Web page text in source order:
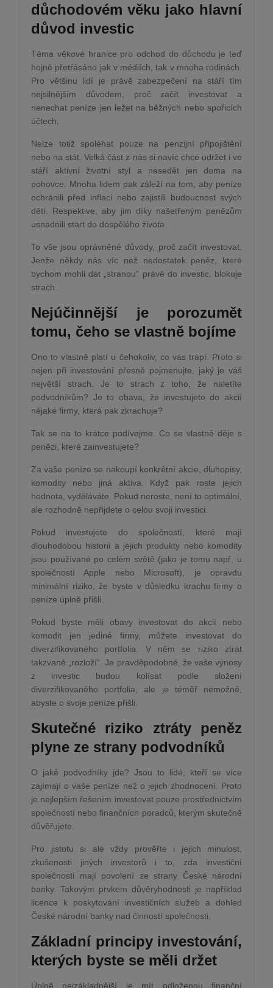
důchodovém věku jako hlavní
důvod investic
Téma věkové hranice pro odchod do důchodu je teď
hojně přetřásáno jak v médiích, tak v mnoha rodinách.
Pro většinu lidí je právě zabezpečení na stáří tím
nejsilnějším důvodem, proč začít investovat a
nenechat peníze jen ležet na běžných nebo spořicích
účtech.
Nelze totiž spoléhat pouze na penzijní připojištění
nebo na stát. Velká část z nás si navíc chce udržet i ve
stáří aktivní životní styl a nesedět jen doma na
pohovce. Mnoha lidem pak záleží na tom, aby peníze
ochránili před inflací nebo zajistili budoucnost svých
dětí. Respektive, aby jim díky našetřeným penězům
usnadnili start do dospělého života.
To vše jsou oprávněné důvody, proč začít investovat.
Jenže někdy nás víc než nedostatek peněz, které
bychom mohli dát „stranou“ právě do investic, blokuje
strach.
Nejúčinnější je porozumět
tomu, čeho se vlastně bojíme
Ono to vlastně platí u čehokoliv, co vás trápí. Proto si
nejen při investování přesně pojmenujte, jaký je váš
největší strach. Je to strach z toho, že naletíte
podvodníkům? Je to obava, že investujete do akcií
nějaké firmy, která pak zkrachuje?
Tak se na to krátce podívejme. Co se vlastně děje s
penězi, které zainvestujete?
Za vaše peníze se nakoupí konkrétní akcie, dluhopisy,
komodity nebo jiná aktiva. Když pak roste jejich
hodnota, vyděláváte. Pokud neroste, není to optimální,
ale rozhodně nepřijdete o celou svoji investici.
Pokud investujete do společností, které mají
dlouhodobou historii a jejich produkty nebo komodity
jsou používané po celém světě (jako je tomu např. u
společností Apple nebo Microsoft), je opravdu
minimální riziko, že byste v důsledku krachu firmy o
peníze úplně přišli.
Pokud byste měli obavy investovat do akcií nebo
komodit jen jediné firmy, můžete investovat do
diverzifikovaného portfolia. V něm se riziko ztrát
takzvaně „rozloží“. Je pravděpodobné, že vaše výnosy
z investic budou kolísat podle složení
diverzifikovaného portfolia, ale je téměř nemožné,
abyste o svoje peníze přišli.
Skutečné riziko ztráty peněz
plyne ze strany podvodníků
O jaké podvodníky jde? Jsou to lidé, kteří se více
zajímají o vaše peníze než o jejich zhodnocení. Proto
je nejlepším řešením investovat pouze prostřednictvím
společností nebo finančních poradců, kterým skutečně
důvěřujete.
Pro jistotu si ale vždy prověřte i jejich minulost,
zkušenosti jiných investorů i to, zda investiční
společnosti mají povolení ze strany České národní
banky. Takovým prvkem důvěryhodnosti je například
licence k poskytování investičních služeb a dohled
České národní banky nad činností společnosti.
Základní principy investování,
kterých byste se měli držet
Úplně nejzákladnější je mít odloženou finanční